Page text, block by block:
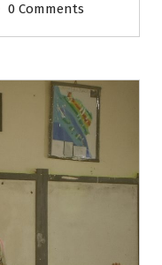
0 Comments